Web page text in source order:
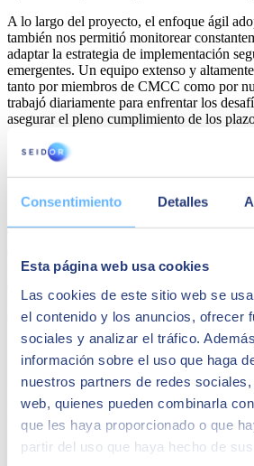
Consentimiento Detalles
Esta página web usa cookies
Las cookies de este sitio web se
el contenido y los anuncios, ofrecer
sociales y analizar el tráfico.
información sobre el uso que haga
nuestros partners de redes
web, quienes pueden combinarla
que les haya proporcionado o que
partir del uso que haya hecho de
A lo largo del proyecto, el enfoque ágil
también nos permitió monitorear
adaptar la estrategia de implementación
emergentes. Un equipo extenso y
tanto por miembros de CMCC como por
trabajó diariamente para enfrentar los
asegurar el pleno cumplimiento de los
Un reconocimiento a la
SAP Quality Awards 2024
través de la transformación digital y, más
mejorar la eficiencia interna y acelerar el
cliente CMCC.
Además, además de optimizar los
proyecto hizo que la organización fuera
lista para enfrentar los desafíos futuros.
El Premio de Calidad SAP 2024 fue
2024 en la ceremonia final del evento
Italia, confirmando aún más el liderazgo